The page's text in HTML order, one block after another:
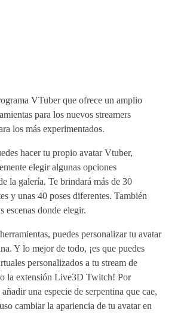
VTuber que ofrece un amplio
para los nuevos streamers
los más experimentados.
hacer tu propio avatar Vtuber,
elegir algunas opciones
la galería. Te brindará más de 30
y unas 40 poses diferentes. También
escenas donde elegir.
puedes personalizar tu avatar
Y lo mejor de todo, ¡es que puedes
personalizados a tu stream de
la extensión Live3D Twitch! Por
una especie de serpentina que cae,
cambiar la apariencia de tu avatar en